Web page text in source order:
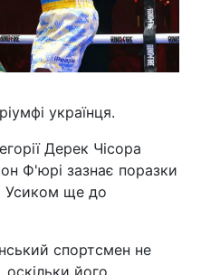
українця.
Дерек Чісора
Ф'юрі зазнає поразки
Усиком ще до
спортсмен не
його